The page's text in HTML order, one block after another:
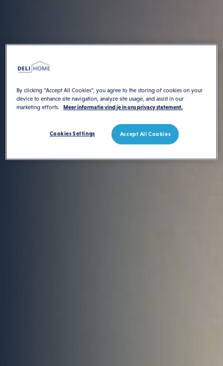
By clicking “Accept All Cookies”, you agree to the storing of cookies on your
device to enhance site navigation, analyze site usage, and assist in our
marketing efforts.
Meer informatie vind je in ons privacy statement.
Accept All Cookies
Cookies Settings